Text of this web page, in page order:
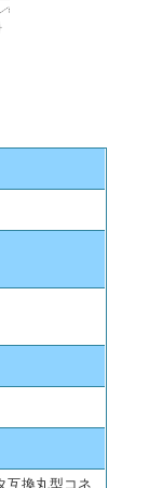
互換丸型コネ